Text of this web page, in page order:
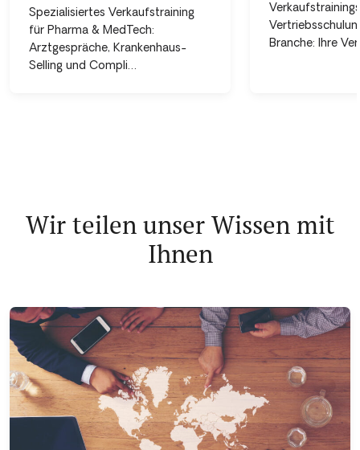
Spezialisiertes Verkaufstraining
für Pharma & MedTech:
Arztgespräche, Krankenhaus-
Selling und Compli…
Branche: Ihre
Wir teilen unser Wissen mit
Ihnen